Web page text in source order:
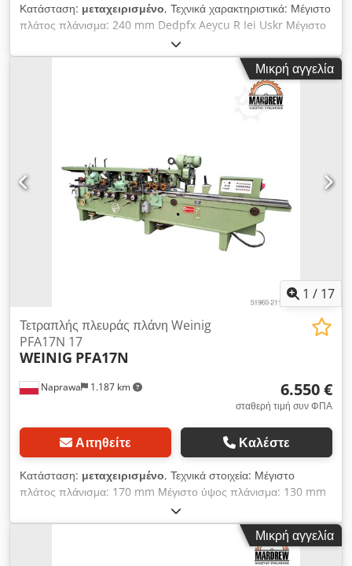
Κατάσταση: μεταχειρισμένο, Τεχνικά χαρακτηριστικά: Μέγιστο
πλάτος πλάνισμα: 240 mm Dedpfx Aeycu R Iei Uskr Μέγιστο
ύψος πλάνισμα: 130 mm Διάμετρος ατράκτων: 40 mm
Αριθμός ατράκτων: 6 Διάταξη ατράκτων: κάτω 5,5 kW δεξιά/
αριστερά 7,5 kW πάνω 5,5 kW πάνω 5,5 kW κάτω 5,5 kW
πολυλειτουργική 5,5 kW 1/4/5/6 άτρακτος σε ξεχωριστό
κινητήρα 2/3 σε έναν κινητήρα Επιφάνειες εργασίας με
μεταφοράς: 3 Διάμετρος στομίου απορρόφησης: 6 x 140 mm
Ρυθμιζόμενη ταχύτητα προώθησης Μετάδοση προώθησης με
κάρδανα Αντλία λίπανσης τραπεζιού εργασίας 2 λείοι κύλινδροι
στην επιφάνεια Πίεση: 6 atm. Ηλεκτρική ανύψωση σώματος
Τροφοδοσία: 400 V Συνολική ισχύς: 32 kW Συνολικές
διαστάσεις: Μήκος: 4600 mm Πλάτος: 2000 mm Ύψος: 1800
Μικρή αγγελία
1 / 17
Naprawa 1.187 km
Τετραπλής πλευράς πλάνη Weinig
PFA17N 17
WEINIG PFA17N
6.550 €
σταθερή τιμή συν ΦΠΑ
Αιτηθείτε Καλέστε
Κατάσταση: μεταχειρισμένο, Τεχνικά στοιχεία: Μέγιστο
πλάτος πλάνισμα: 170 mm Μέγιστο ύψος πλάνισμα: 130 mm
Διάμετρος ατράκτων: 40 mm Αριθμός ατράκτων: 6 Σειρά
ατράκτων: κάτω 4 kW δεξιά 3 kW αριστερά 5,5 kW δεξιά 5,5
kW πάνω 5,5 kW κάτω 4 kW Κάθε άτρακτος με ξεχωριστό
κινητήρα Αριθμός επάνω συρόμενων ατσάλινων κυλίνδρων: 7
Μικρή αγγελία